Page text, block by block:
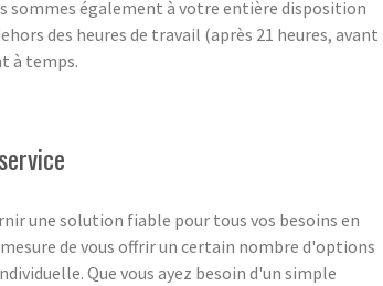
sommes également à votre entière disposition
des heures de travail (après 21 heures, avant
à temps.
une solution fiable pour tous vos besoins en
de vous offrir un certain nombre d'options
Que vous ayez besoin d'un simple